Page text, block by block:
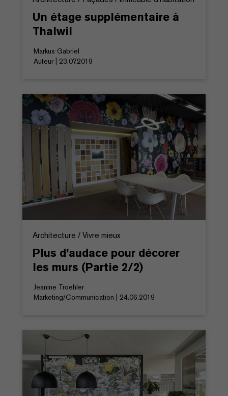
Un étage supplémentaire à
Thalwil
Markus Gabriel
Auteur | 23.07.2019
Architecture / Vivre mieux
Plus d’audace pour décorer
les murs (Partie 2/2)
Jeanine Troehler
Marketing/Communication | 24.06.2019